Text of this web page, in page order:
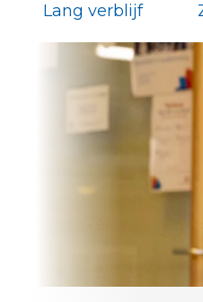
Lang verblijf